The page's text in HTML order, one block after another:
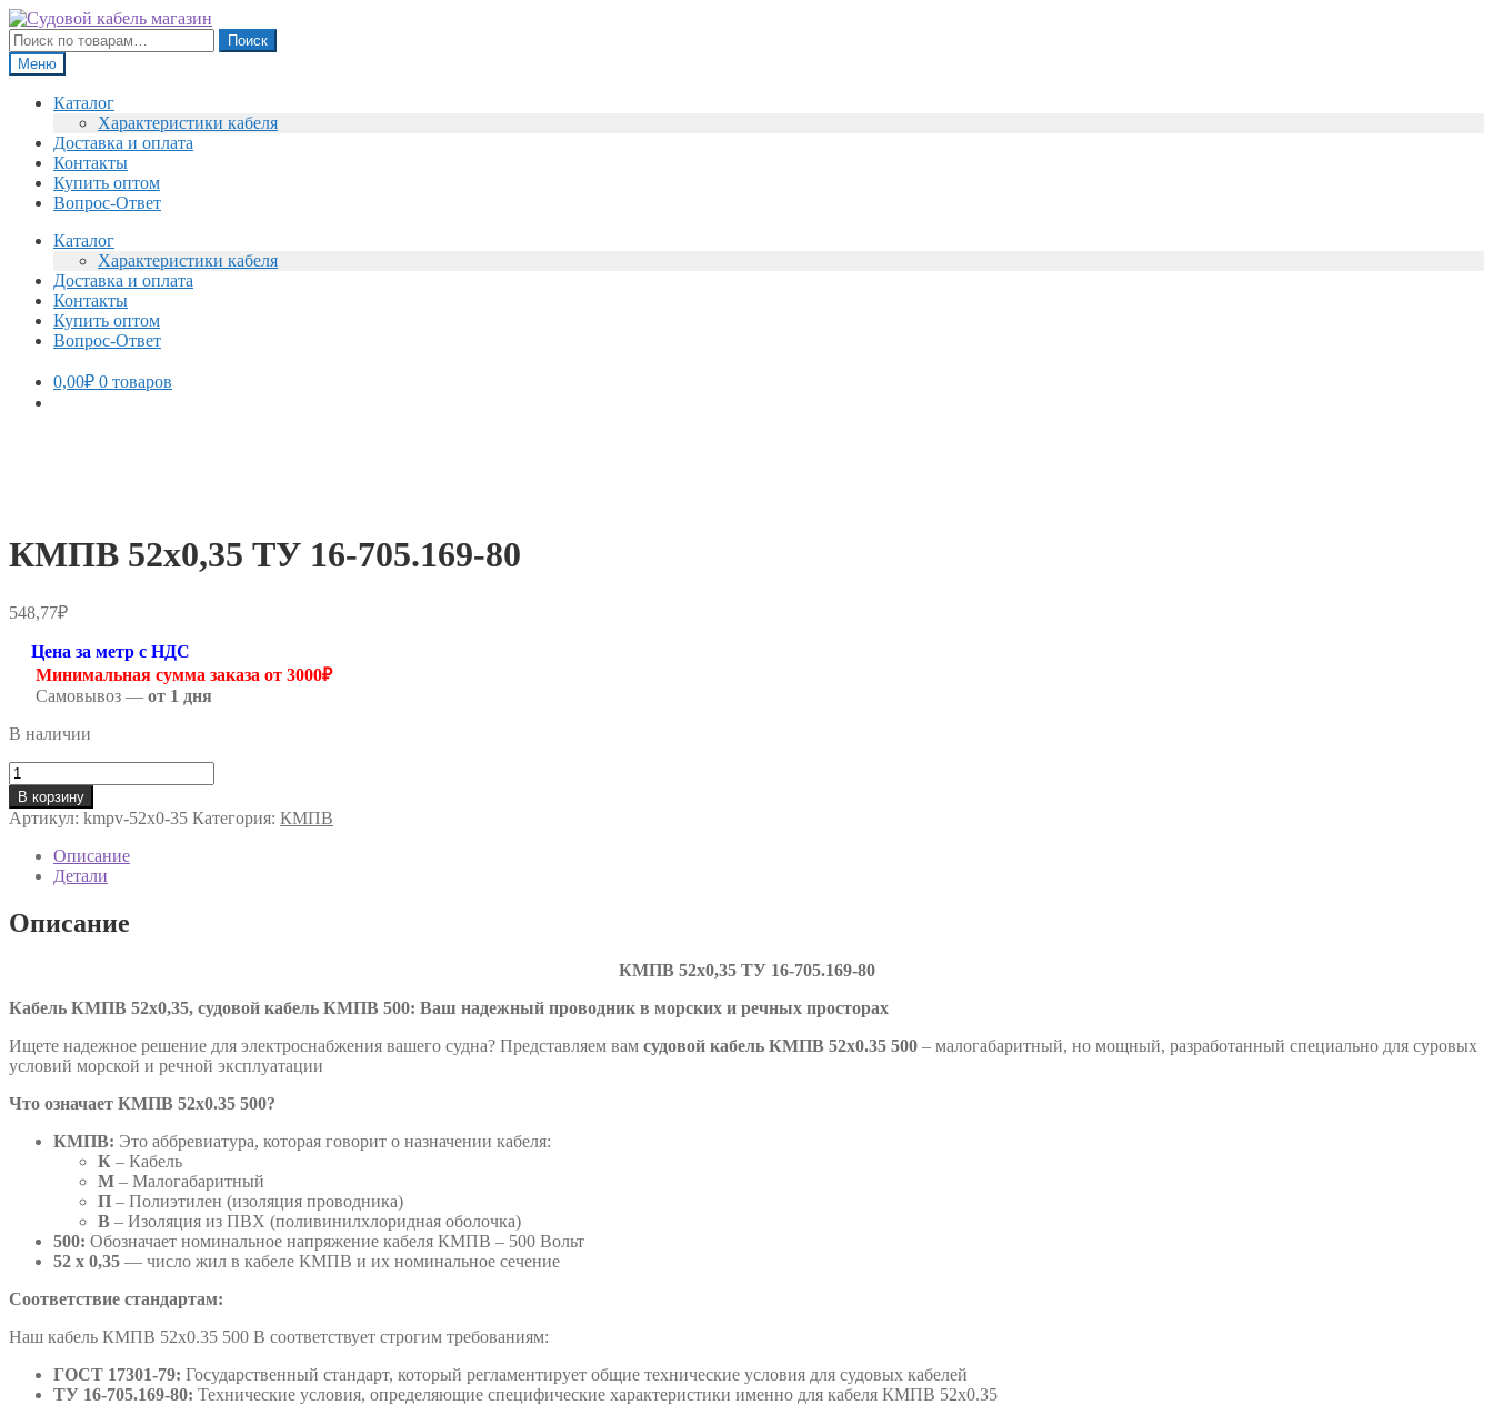
Перейти
к
навигации
Перейти
к
содержимому
Искать:
Поиск
Меню
Каталог
Характеристики кабеля
Доставка и оплата
Контакты
Купить оптом
Вопрос-Ответ
Каталог
Характеристики кабеля
Доставка и оплата
Контакты
Купить оптом
Вопрос-Ответ
0,00₽ 0 товаров
КМПВ 52х0,35 ТУ 16-705.169-80
548,77₽
Цена за метр с НДС
Минимальная сумма заказа от 3000₽
Самовывоз — от 1 дня
В наличии
Количество
товара
КМПВ
52х0,35
705.169-
80
В корзину
Артикул: kmpv-52х0-35 Категория: КМПВ
Описание
Детали
Описание
КМПВ 52х0,35 ТУ 16-705.169-80
Кабель КМПВ 52х0,35, судовой кабель КМПВ 500: Ваш надежный проводник в морских и речных просторах
Ищете надежное решение для электроснабжения вашего судна? Представляем вам судовой кабель КМПВ 52х0.35 500 – малогабаритный, но мощный, разработанный специально для суровых
условий морской и речной эксплуатации
Что означает КМПВ 52х0.35 500?
КМПВ: Это аббревиатура, которая говорит о назначении кабеля:
К – Кабель
М – Малогабаритный
П – Полиэтилен (изоляция проводника)
В – Изоляция из ПВХ (поливинилхлоридная оболочка)
500: Обозначает номинальное напряжение кабеля КМПВ – 500 Вольт
52 х 0,35 — число жил в кабеле КМПВ и их номинальное сечение
Соответствие стандартам:
Наш кабель КМПВ 52х0.35 500 В соответствует строгим требованиям:
ГОСТ 17301-79: Государственный стандарт, который регламентирует общие технические условия для судовых кабелей
ТУ 16-705.169-80: Технические условия, определяющие специфические характеристики именно для кабеля КМПВ 52х0.35